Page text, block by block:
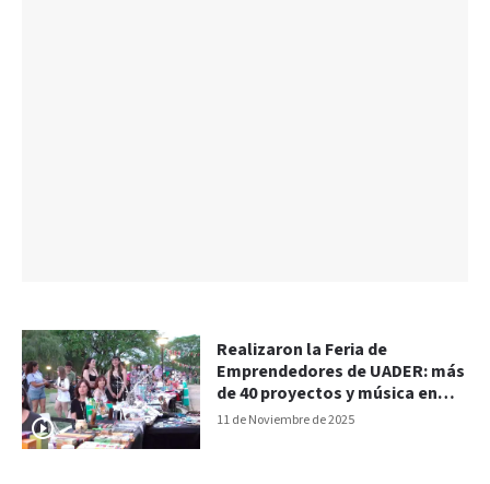
11 de Noviembre de 2025
Realizaron la Feria de
Emprendedores de UADER: más
de 40 proyectos y música en
vivo en el Campus